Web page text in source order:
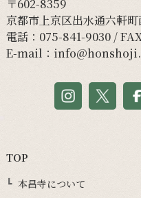
〒602-8359
京都市上京区出水通六軒
電話： 075-841-9030/
E-mail：
TOP
本昌寺について